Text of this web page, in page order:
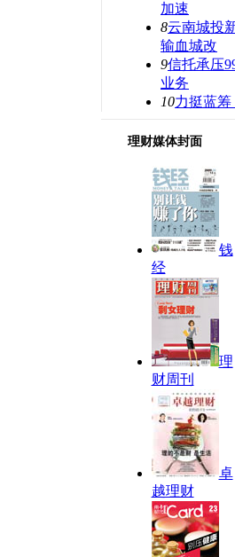
加速
8云南城投
输血城改
9信托承压
业务
10力挺蓝
理财媒体封面
钱
经
理
财周刊
卓
越理财